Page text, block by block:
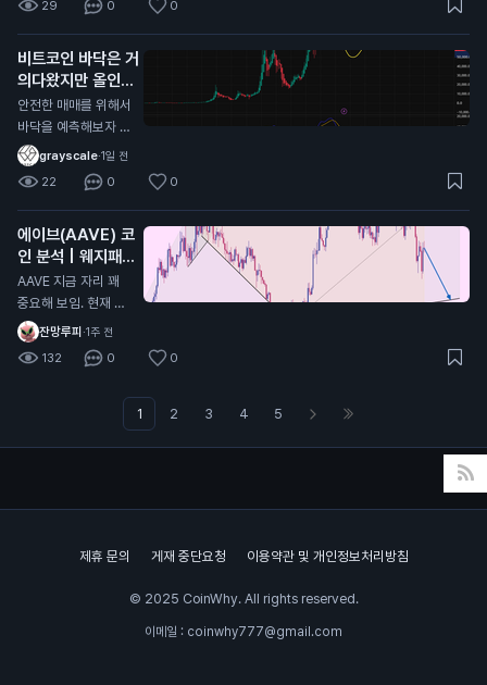
주면 저기가 찐바닥
임, 물론 저 지지선을
타고 흐를순있는데 저
기만 안깨지면됨
도 똑같음 개인적으로
싸이클대로 상방,하방
으로 움직이는거는 이
번이 마지막일거라고
봄 비트코인 전체 차
트로 봤을때 현재 어
센딩트라이앵글 모양
이라서 비트가 0원가
거나 위로 계속 쏘거
나 할거라고 생각한다
29 0 0
비트코인 바닥은 거
의다왔지만 올인은
금지
안전한 매매를 위해서
바닥을 예측해보자 현
재 자리에서 풀매수는
비추하는 이유 1. 하이
킨아시 주봉이 아직까
지 음봉형태 2. MAC
D 모양이 아직 바닥
안쪽으로 더 들어가야
함 3. 스톡캐스틱 모
양 또한 쌍바닥형태로
내려가고 있는 진행형
상태라 추가하락(살
짝)이 남아있을 확률
면 풀매수하냐? 그건
또 아님 지금부터 서
grayscale·1일 전
22 0 0
에이브(AAVE) 코
인 분석 | 웨지패턴
발생중
AAVE 지금 자리 꽤
중요해 보임. 현재 대
형 웨지 하단 지지선
인 96.3달러 부근 테
스트 중임. 여기 지켜
잔망루피 ·1주 전
132 0 0
1 2 3 4 5
제휴 문의 게재 중단요청 이용약관 및 개인정보처리방침
© 2025 CoinWhy. All rights reserved.
이메일 : coinwhy777@gmail.com